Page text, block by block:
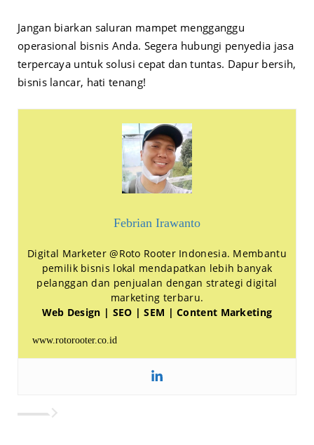
Jangan biarkan saluran mampet mengganggu
operasional bisnis Anda. Segera hubungi penyedia jasa
terpercaya untuk solusi cepat dan tuntas. Dapur bersih,
bisnis lancar, hati tenang!
Febrian Irawanto
Digital Marketer @Roto Rooter Indonesia. Membantu
pemilik bisnis lokal mendapatkan lebih banyak
pelanggan dan penjualan dengan strategi digital
marketing terbaru.
Web Design | SEO | SEM | Content Marketing
www.rotorooter.co.id